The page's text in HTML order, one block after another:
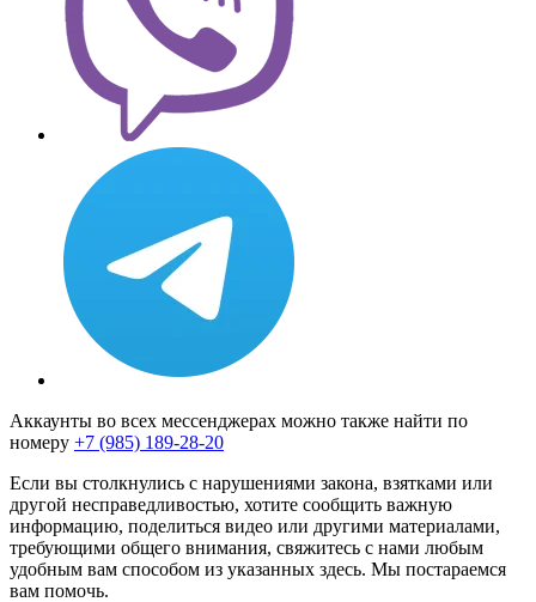
Аккаунты во всех мессенджерах можно также найти по
номеру +7 (985) 189-28-20
Если вы столкнулись с нарушениями закона, взятками или
другой несправедливостью, хотите сообщить важную
информацию, поделиться видео или другими материалами,
требующими общего внимания, свяжитесь с нами любым
удобным вам способом из указанных здесь. Мы постараемся
вам помочь.